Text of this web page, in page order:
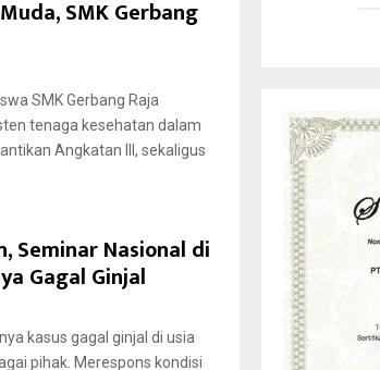
SMK Gerbang
SMK Gerbang Raja
tenaga kesehatan dalam
Angkatan III, sekaligus
Seminar Nasional di
Gagal Ginjal
kasus gagal ginjal di usia
pihak. Merespons kondisi